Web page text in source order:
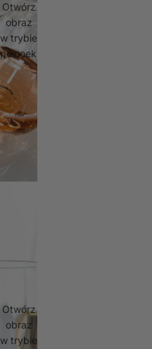
Otwórz
obraz
w trybie
pełnoekranowym
Otwórz
obraz
w trybie